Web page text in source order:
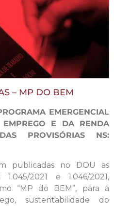
– MP DO BEM
EMERGENCIAL
E DA RENDA
PROVISÓRIAS NS:
publicadas no DOU as
2021 e 1.046/2021,
“MP do BEM”, para a
sustentabilidade do